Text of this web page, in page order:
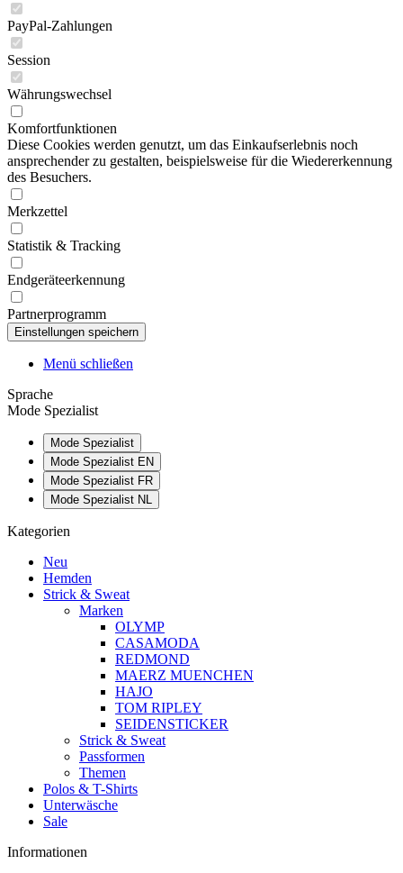
PayPal-Zahlungen
Session
Währungswechsel
Komfortfunktionen
Diese Cookies werden genutzt, um das Einkaufserlebnis noch
ansprechender zu gestalten, beispielsweise für die Wiedererkennung
des Besuchers.
Merkzettel
Statistik & Tracking
Endgeräteerkennung
Partnerprogramm
Menü schließen
Sprache
Mode Spezialist
Mode Spezialist
Mode Spezialist EN
Mode Spezialist FR
Mode Spezialist NL
Kategorien
Neu
Hemden
Strick & Sweat
Marken
OLYMP
CASAMODA
REDMOND
MAERZ MUENCHEN
HAJO
TOM RIPLEY
SEIDENSTICKER
Strick & Sweat
Passformen
Themen
Polos & T-Shirts
Unterwäsche
Sale
Informationen